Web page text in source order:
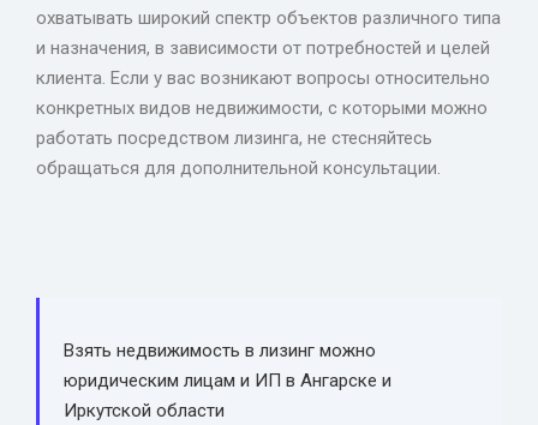
охватывать широкий спектр объектов различного типа
и назначения, в зависимости от потребностей и целей
клиента. Если у вас возникают вопросы относительно
конкретных видов недвижимости, с которыми можно
работать посредством лизинга, не стесняйтесь
обращаться для дополнительной консультации.
Взять недвижимость в лизинг можно
юридическим лицам и ИП в Ангарске и
Иркутской области